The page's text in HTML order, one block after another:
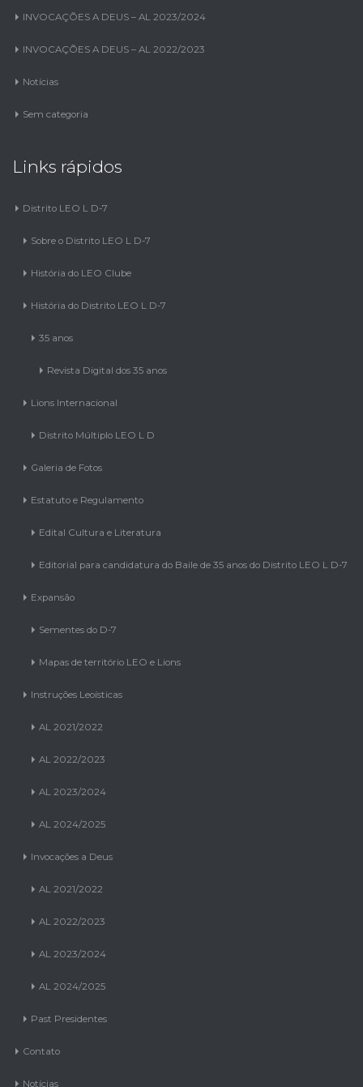
INVOCAÇÕES A DEUS – AL 2023/2024
INVOCAÇÕES A DEUS – AL 2022/2023
Notícias
Sem categoria
Links rápidos
Distrito LEO L D-7
Sobre o Distrito LEO L D-7
História do LEO Clube
História do Distrito LEO L D-7
35 anos
Revista Digital dos 35 anos
Lions Internacional
Distrito Múltiplo LEO L D
Galeria de Fotos
Estatuto e Regulamento
Edital Cultura e Literatura
Editorial para candidatura do Baile de 35 anos do Distrito LEO L D-7
Expansão
Sementes do D-7
Mapas de território LEO e Lions
Instruções Leoísticas
AL 2021/2022
AL 2022/2023
AL 2023/2024
AL 2024/2025
Invocações a Deus
AL 2021/2022
AL 2022/2023
AL 2023/2024
AL 2024/2025
Past Presidentes
Contato
Notícias